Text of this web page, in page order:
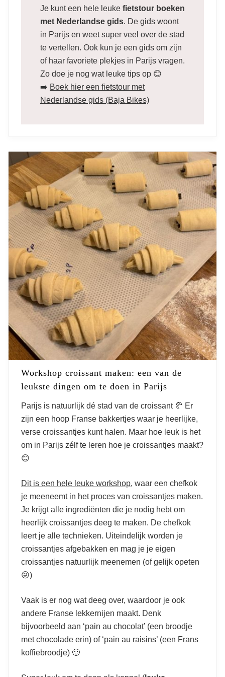
Je kunt een hele leuke fietstour boeken
met Nederlandse gids. De gids woont
in Parijs en weet super veel over de stad
te vertellen. Ook kun je een gids om zijn
of haar favoriete plekjes in Parijs vragen.
Zo doe je nog wat leuke tips op 😊
➡️ Boek hier een fietstour met
Nederlandse gids (Baja Bikes)
Workshop croissant maken: een van de
leukste dingen om te doen in Parijs
Parijs is natuurlijk dé stad van de croissant 🥐 Er
zijn een hoop Franse bakkertjes waar je heerlijke,
verse croissantjes kunt halen. Maar hoe leuk is het
om in Parijs zélf te leren hoe je croissantjes maakt?
😊
Dit is een hele leuke workshop, waar een chefkok
je meeneemt in het proces van croissantjes maken.
Je krijgt alle ingrediënten die je nodig hebt om
heerlijk croissantjes deeg te maken. De chefkok
leert je alle technieken. Uiteindelijk worden je
croissantjes afgebakken en mag je je eigen
croissantjes natuurlijk meenemen (of gelijk opeten
😜)
Vaak is er nog wat deeg over, waardoor je ook
andere Franse lekkernijen maakt. Denk
bijvoorbeeld aan ‘pain au chocolat’ (een broodje
met chocolade erin) of ‘pain au raisins’ (een Frans
koffiebroodje) 🙂